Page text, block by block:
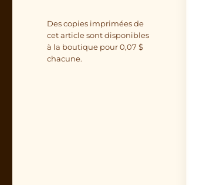
Des copies imprimées de
cet article sont disponibles
à la boutique pour0,07$
chacune.